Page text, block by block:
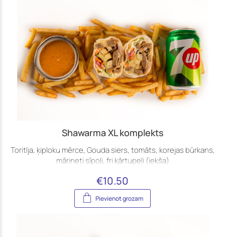
20665777
(Jugla)
22158888
(Centrs)
22113434
(Ziepniekkalns)
25144383
Shawarma XL komplekts
Toritlja, ķiploku mērce, Gouda siers, tomāts, korejas būrkans,
mārineti sīpoli, fri kārtupeļi (iekša)
€10.50
Pievienot grozam